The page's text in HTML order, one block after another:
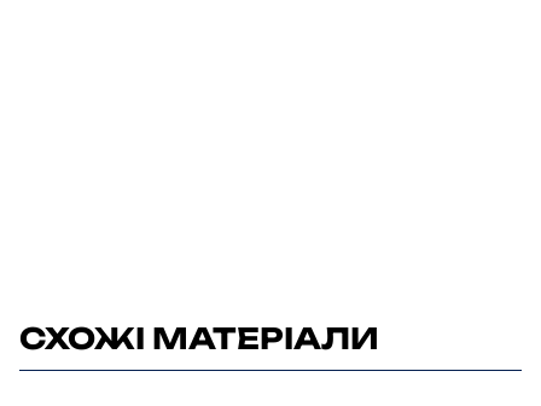
СХОЖІ МАТЕРІАЛИ